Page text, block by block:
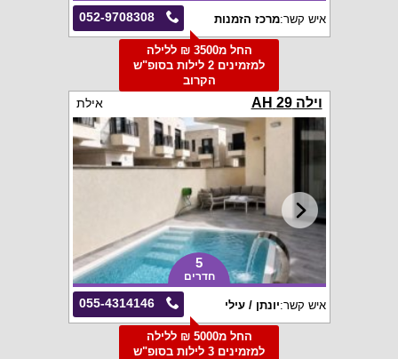
052-9708308 איש קשר:מרכז הזמנות
החל מ3500 ₪ ללילה
למזמינים 2 לילות בסופ"ש
הקרוב
וילה 29 AH אילת
5
חדרים
055-4314146 איש קשר:יונתן / עילי
החל מ5000 ₪ ללילה
למזמינים 3 לילות בסופ"ש